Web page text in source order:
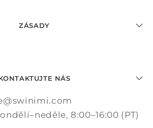
ZÁSADY
NÁS
8:00–16:00 (PT)